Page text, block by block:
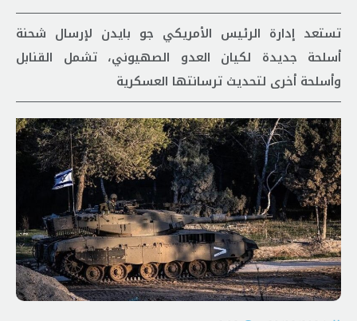
تستعد إدارة الرئيس الأمريكي جو بايدن لإرسال شحنة
أسلحة جديدة لكيان العدو الصهيوني، تشمل القنابل
وأسلحة أخرى لتحديث ترسانتها العسكرية